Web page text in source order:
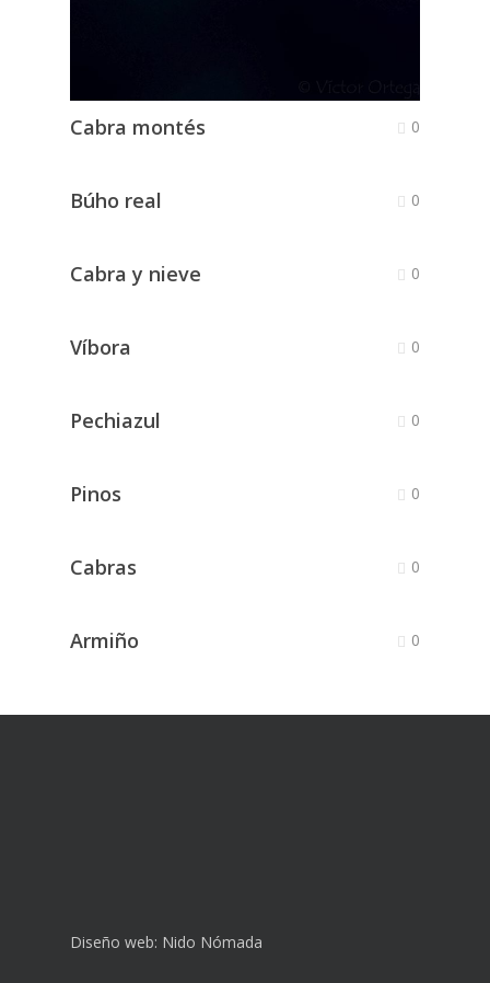
Cabra montés 0
Búho real 0
Cabra y nieve 0
Víbora 0
Pechiazul 0
Pinos 0
Cabras 0
Armiño 0
Diseño web: Nido Nómada